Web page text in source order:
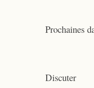
Prochaines
Discuter